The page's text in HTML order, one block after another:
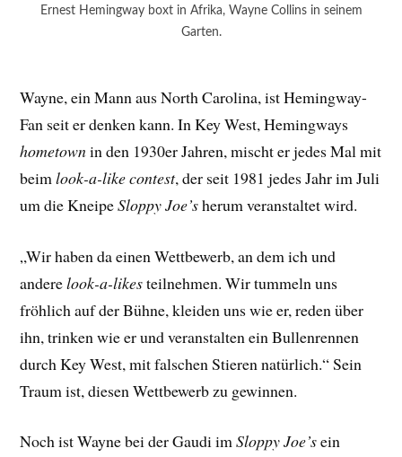
Ernest Hemingway boxt in Afrika, Wayne Collins in seinem
Garten.
Wayne, ein Mann aus North Carolina, ist Hemingway-
Fan seit er denken kann. In Key West, Hemingways
hometownin den 1930er Jahren, mischt er jedes Mal mit
beimlook-a-like contest, der seit 1981 jedes Jahr im Juli
um die KneipeSloppy Joe’sherum veranstaltet wird.
„Wir haben da einen Wettbewerb, an dem ich und
anderelook-a-likesteilnehmen. Wir tummeln uns
fröhlich auf der Bühne, kleiden uns wie er, reden über
ihn, trinken wie er und veranstalten ein Bullenrennen
durch Key West, mit falschen Stieren natürlich.“ Sein
Traum ist, diesen Wettbewerb zu gewinnen.
Noch ist Wayne bei der Gaudi imSloppy Joe’sein